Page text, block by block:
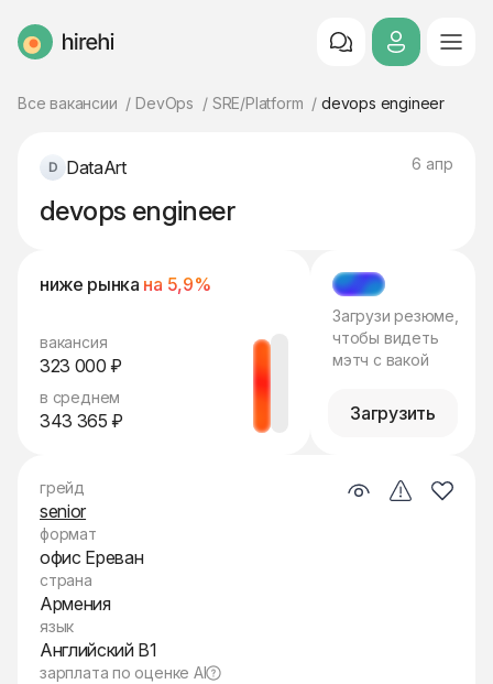
HireHi
Все вакансии DevOps SRE/Platform devops engineer
DataArt 6 апр
devops engineer
ниже рынка на 5,9%
вакансия
323 000 ₽
в среднем
343 365 ₽
МЭТЧ
Загрузи резюме,
чтобы видеть
мэтч с вакой
Загрузить
грейд
senior
формат
офис Ереван
страна
Армения
язык
Английский B1
зарплата по оценке AI